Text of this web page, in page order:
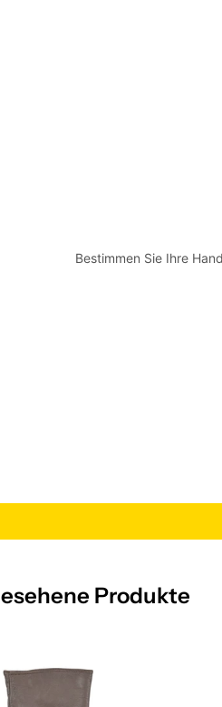
Bestimmen Sie Ihre
Produkte